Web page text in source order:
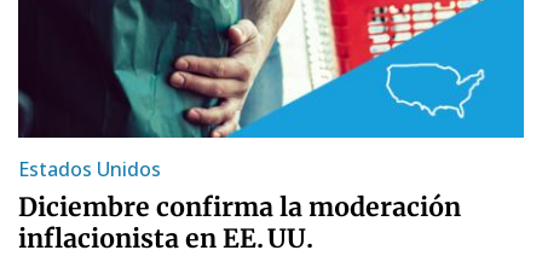
Estados Unidos
Diciembre confirma la moderación
inflacionista en EE. UU.